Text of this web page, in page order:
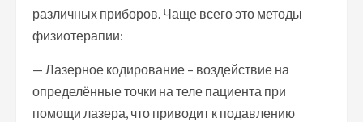
различных приборов. Чаще всего это методы
физиотерапии:
— Лазерное кодирование – воздействие на
определённые точки на теле пациента при
помощи лазера, что приводит к подавлению